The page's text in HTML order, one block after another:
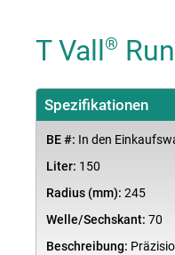
T Vall®
Spezifikationen
BE #: In den
Liter: 150
Radius (mm): 245
Welle/Sechskant: 70
Beschreibung: